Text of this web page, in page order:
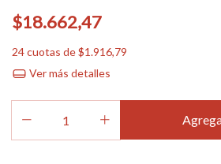
$18.662,47
24cuotas de$1.916,79
Ver más detalles